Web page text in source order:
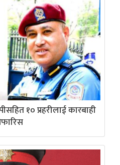
१० प्रहरीलाई कारबाही